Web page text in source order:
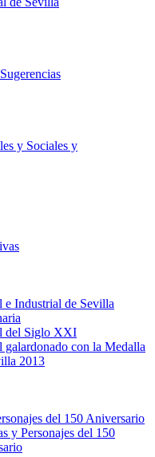
y Sociales y
Industrial de Sevilla
del Siglo XXI
con la Medalla
2013
del 150 Aniversario
y Personajes del 150